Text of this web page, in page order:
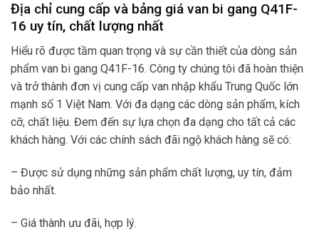
Địa chỉ cung cấp và bảng giá van bi gang Q41F-
16 uy tín, chất lượng nhất
Hiểu rõ được tầm quan trọng và sự cần thiết của dòng sản
phẩm van bi gang Q41F-16. Công ty chúng tôi đã hoàn thiện
và trở thành đơn vị cung cấp van nhập khẩu Trung Quốc lớn
mạnh số 1 Việt Nam. Với đa dạng các dòng sản phẩm, kích
cỡ, chất liệu. Đem đến sự lựa chọn đa dạng cho tất cả các
khách hàng. Với các chính sách đãi ngộ khách hàng sẽ có:
– Được sử dụng những sản phẩm chất lượng, uy tín, đảm
bảo nhất.
– Giá thành ưu đãi, hợp lý.